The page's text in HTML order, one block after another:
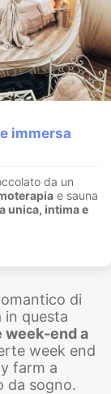
immersa
da un
e sauna
unica, intima e
di
in questa
week-end a
week end
farm a
da sogno.